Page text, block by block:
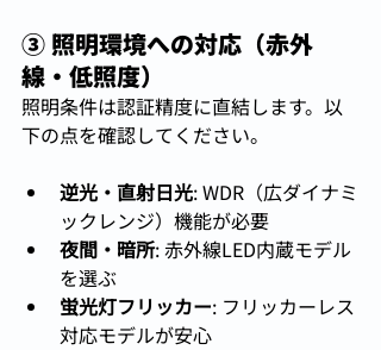
③ 照明環境への対応（赤外
線・低照度）
照明条件は認証精度に直結します。以
下の点を確認してください。
逆光・直射日光: WDR（広ダイナミ
ックレンジ）機能が必要
夜間・暗所: 赤外線LED内蔵モデル
を選ぶ
蛍光灯フリッカー: フリッカーレス
対応モデルが安心